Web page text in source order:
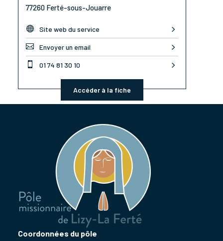
77260 Ferté-sous-Jouarre
 Site web du service
 Envoyer un email
 01 74 81 30 10
Accéder à la fiche
Coordonnées du pôle